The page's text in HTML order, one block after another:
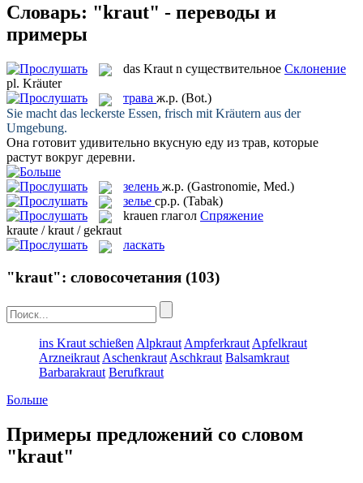
Словарь: "kraut" - переводы и
примеры
das Kraut n существительное Склонение
pl. Kräuter
трава ж.р. (Bot.)
Sie macht das leckerste Essen, frisch mit Kräutern aus der
Umgebung.
Она готовит удивительно вкусную еду из трав, которые
растут вокруг деревни.
зелень ж.р. (Gastronomie, Med.)
зелье ср.р. (Tabak)
krauen глагол Спряжение
kraute / kraut / gekraut
ласкать
"kraut": словосочетания (103)
ins Kraut schießen Alpkraut Ampferkraut Apfelkraut
Arzneikraut Aschenkraut Aschkraut Balsamkraut
Barbarakraut Berufkraut
Больше
Примеры предложений со словом
"kraut"